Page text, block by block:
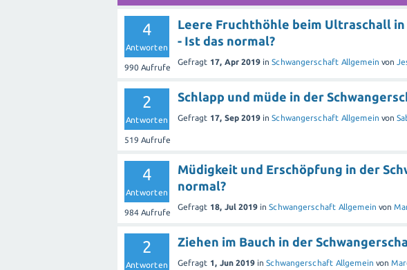
4
Antworten
990 Aufrufe
Leere Fruchthöhle beim Ultraschall
- Ist das normal?
Gefragt 17, Apr 2019 in Schwangerschaft Allgemein von
2
Antworten
519 Aufrufe
Schlapp und müde in der
Gefragt 17, Sep 2019 in Schwangerschaft Allgemein von
4
Antworten
984 Aufrufe
Müdigkeit und Erschöpfung in der
normal?
Gefragt 18, Jul 2019 in Schwangerschaft Allgemein von
2
Antworten
Ziehen im Bauch in der
Gefragt 1, Jun 2019 in Schwangerschaft Allgemein von